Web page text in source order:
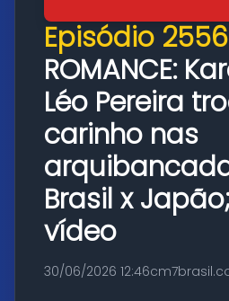
Episódio
ROMANCE:
Léo Pereira
carinho nas
Brasil x
vídeo
30/06/2026 12:46